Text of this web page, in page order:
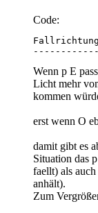
Code:
Wenn p E
Licht mehr
kommen
erst wenn O
damit gibt es
Situation das
faellt) als
anhält).
Zum